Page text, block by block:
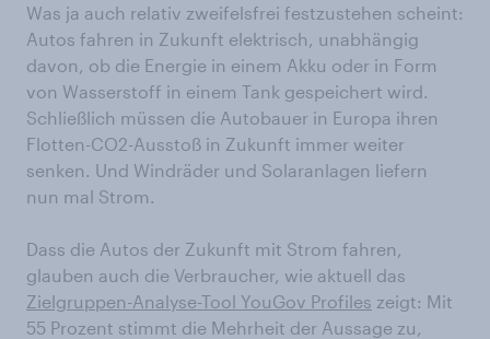
Was ja auch relativ zweifelsfrei festzustehen scheint:
Autos fahren in Zukunft elektrisch, unabhängig
davon, ob die Energie in einem Akku oder in Form
von Wasserstoff in einem Tank gespeichert wird.
Schließlich müssen die Autobauer in Europa ihren
Flotten-CO2-Ausstoß in Zukunft immer weiter
senken. Und Windräder und Solaranlagen liefern
nun mal Strom.
Dass die Autos der Zukunft mit Strom fahren,
glauben auch die Verbraucher, wie aktuell das
Zielgruppen-Analyse-Tool YouGov Profiles zeigt: Mit
55 Prozent stimmt die Mehrheit der Aussage zu,